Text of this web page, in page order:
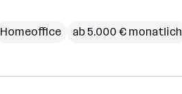
Homeoffice ab 5.000 € monatlich